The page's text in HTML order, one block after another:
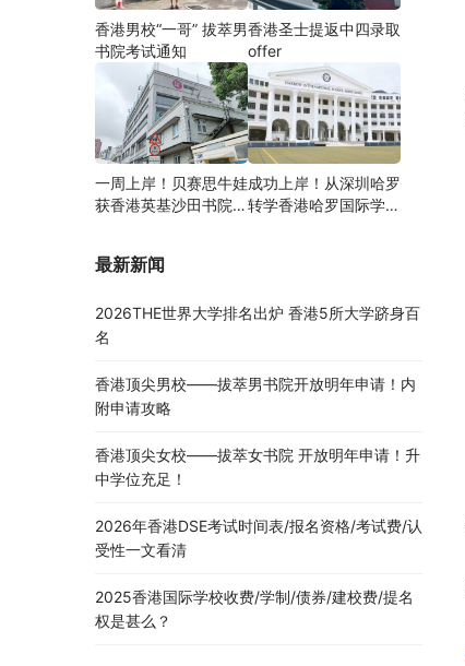
香港男校“一哥” 拔萃男
书院考试通知
香港圣士提返中四录取
offer
一周上岸！贝赛思牛娃
获香港英基沙田书院录
成功上岸！从深圳哈罗
转学香港哈罗国际学
最新新闻
2026THE世界大学排名出炉 香港5所大学跻身百
名
香港顶尖男校——拔萃男书院开放明年申请！内
附申请攻略
香港顶尖女校——拔萃女书院 开放明年申请！升
中学位充足！
2026年香港DSE考试时间表/报名资格/考试费/认
受性一文看清
2025香港国际学校收费/学制/债券/建校费/提名
权是甚么？